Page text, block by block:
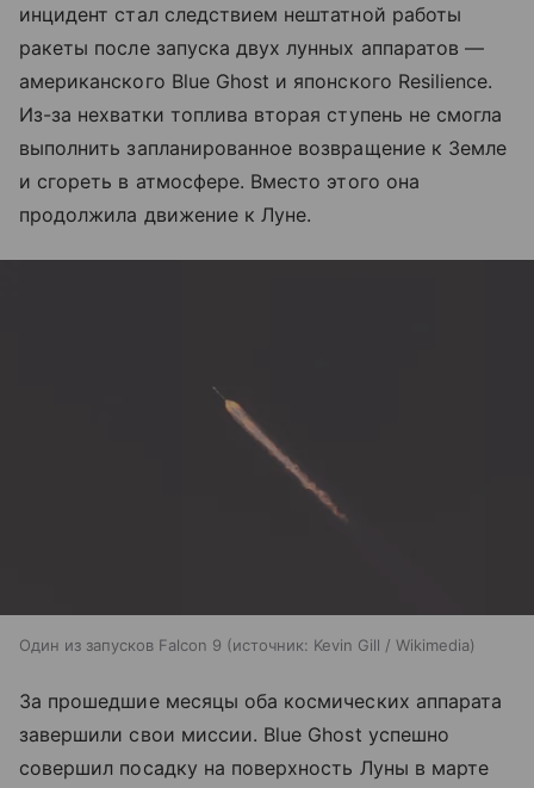
инцидент стал следствием нештатной работы
ракеты после запуска двух лунных аппаратов —
американского Blue Ghost и японского Resilience.
Из-за нехватки топлива вторая ступень не смогла
выполнить запланированное возвращение к Земле
и сгореть в атмосфере. Вместо этого она
продолжила движение к Луне.
Один из запусков Falcon 9 источник: Kevin Gill / Wikimedia
За прошедшие месяцы оба космических аппарата
завершили свои миссии. Blue Ghost успешно
совершил посадку на поверхность Луны в марте